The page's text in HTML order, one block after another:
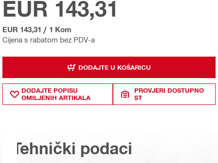
Cijena s rabatom bez PDV-a
EUR 143,31
EUR 143,31 / 1 Kom
DODAJTE U KOŠARICU
DODAJTE POPISU
OMILJENIH ARTIKALA
PROVJERI DOSTUPNO
ST
Tehnički podaci